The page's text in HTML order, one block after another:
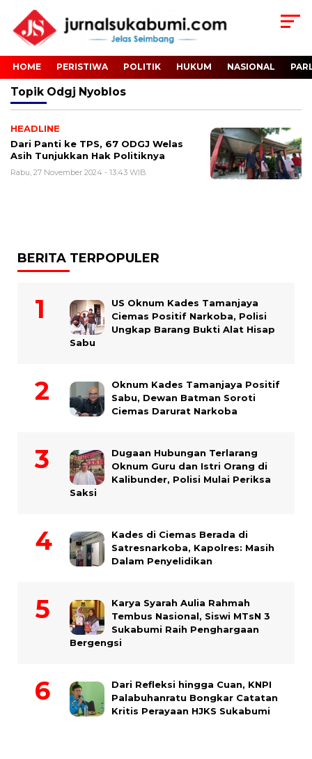
HOME PERISTIWA POLITIK HUKUM NASIONAL
Topik Odgj Nyoblos
HEADLINE
Dari Panti ke TPS, 67 ODGJ Welas
Asih Tunjukkan Hak Politiknya
Rabu, 27 November 2024 - 13:43 WIB
BERITA TERPOPULER
US Oknum Kades Tamanjaya
Ciemas Positif Narkoba, Polisi
Ungkap Barang Bukti Alat Hisap
Sabu
Oknum Kades Tamanjaya Positif
Sabu, Dewan Batman Soroti
Ciemas Darurat Narkoba
Dugaan Hubungan Terlarang
Oknum Guru dan Istri Orang di
Kalibunder, Polisi Mulai Periksa
Saksi
Kades di Ciemas Berada di
Satresnarkoba, Kapolres: Masih
Dalam Penyelidikan
Karya Syarah Aulia Rahmah
Tembus Nasional, Siswi MTsN 3
Sukabumi Raih Penghargaan
Bergengsi
Dari Refleksi hingga Cuan, KNPI
Palabuhanratu Bongkar Catatan
Kritis Perayaan HJKS Sukabumi